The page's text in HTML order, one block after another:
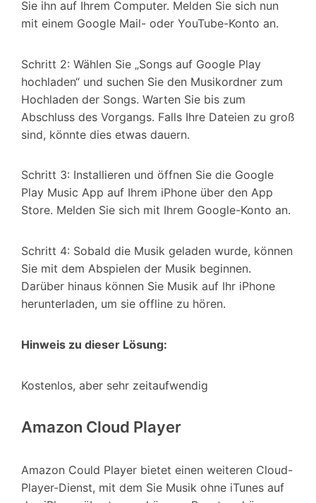
Sie ihn auf Ihrem Computer. Melden Sie sich nun
mit einem Google Mail- oder YouTube-Konto an.
Schritt 2: Wählen Sie „Songs auf Google Play
hochladen“ und suchen Sie den Musikordner zum
Hochladen der Songs. Warten Sie bis zum
Abschluss des Vorgangs. Falls Ihre Dateien zu groß
sind, könnte dies etwas dauern.
Schritt 3: Installieren und öffnen Sie die Google
Play Music App auf Ihrem iPhone über den App
Store. Melden Sie sich mit Ihrem Google-Konto an.
Schritt 4: Sobald die Musik geladen wurde, können
Sie mit dem Abspielen der Musik beginnen.
Darüber hinaus können Sie Musik auf Ihr iPhone
herunterladen, um sie offline zu hören.
Hinweis zu dieser Lösung:
Kostenlos, aber sehr zeitaufwendig
Amazon Cloud Player
Amazon Could Player bietet einen weiteren Cloud-
Player-Dienst, mit dem Sie Musik ohne iTunes auf